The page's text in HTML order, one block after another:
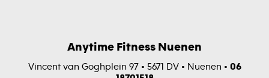
Anytime Fitness Nuenen
Vincent van Goghplein 97 • 5671 DV • Nuenen • 06